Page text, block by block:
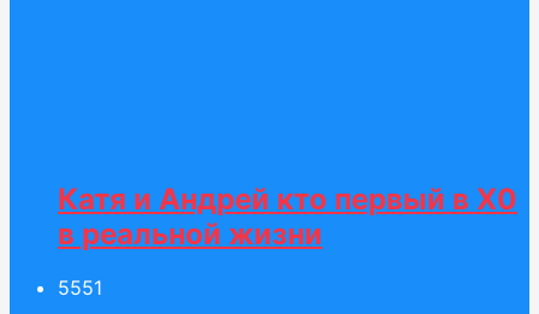
Катя и Андрей кто первый в Х0
в реальной жизни
5551